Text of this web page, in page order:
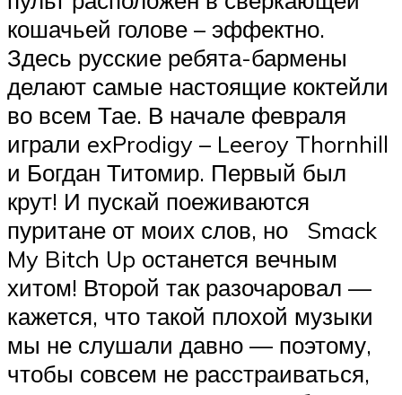
кошачьей голове – эффектно.
Здесь русские ребята-бармены
делают самые настоящие коктейли
во всем Тае. В начале февраля
играли exProdigy – Leeroy Thornhill
и Богдан Титомир. Первый был
крут! И пускай поеживаются
пуритане от моих слов, но Smack
My Bitch Up останется вечным
хитом! Второй так разочаровал —
кажется, что такой плохой музыки
мы не слушали давно — поэтому,
чтобы совсем не расстраиваться,